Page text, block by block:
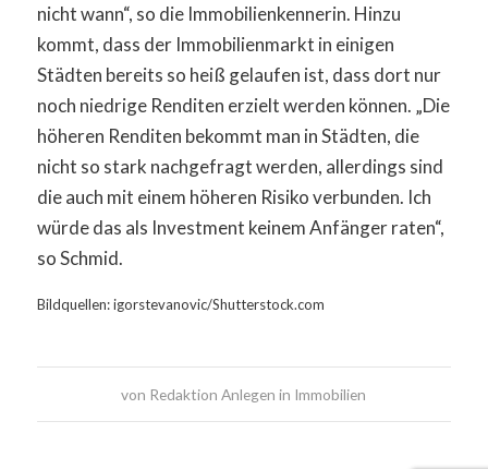
nicht wann“, so die Immobilienkennerin. Hinzu
kommt, dass der Immobilienmarkt in einigen
Städten bereits so heiß gelaufen ist, dass dort nur
noch niedrige Renditen erzielt werden können. „Die
höheren Renditen bekommt man in Städten, die
nicht so stark nachgefragt werden, allerdings sind
die auch mit einem höheren Risiko verbunden. Ich
würde das als Investment keinem Anfänger raten“,
so Schmid.
Bildquellen: igorstevanovic/Shutterstock.com
von Redaktion Anlegen in Immobilien